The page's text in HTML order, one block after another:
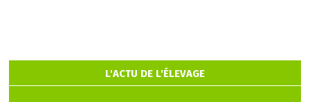
L'ACTU DE L'ÉLEVAGE